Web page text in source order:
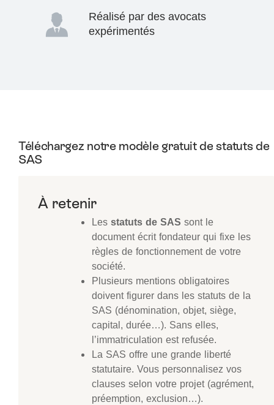
Réalisé par des avocats
expérimentés
Téléchargez notre modèle gratuit de statuts de
SAS
Les statuts de SAS sont le
document écrit fondateur qui fixe les
règles de fonctionnement de votre
société.
Plusieurs mentions obligatoires
doivent figurer dans les statuts de la
SAS (dénomination, objet, siège,
capital, durée…). Sans elles,
l’immatriculation est refusée.
La SAS offre une grande liberté
statutaire. Vous personnalisez vos
clauses selon votre projet (agrément,
préemption, exclusion…).